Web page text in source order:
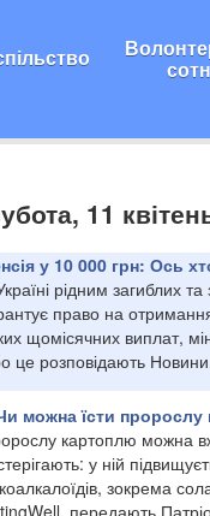
11
у 10 000 грн: Ось
рідним загиблих
право на
щомісячних виплат,
це розповідають
можна їсти
картоплю можна
у ній
зокрема
передають